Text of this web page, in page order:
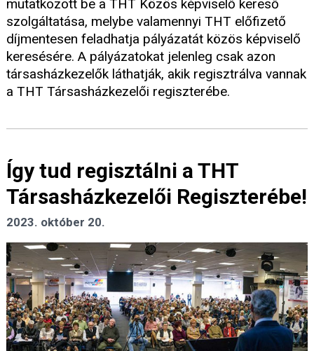
mutatkozott be a THT Közös képviselő kereső
szolgáltatása, melybe valamennyi THT előfizető
díjmentesen feladhatja pályázatát közös képviselő
keresésére. A pályázatokat jelenleg csak azon
társasházkezelők láthatják, akik regisztrálva vannak
a THT Társasházkezelői regiszterébe.
Így tud regisztálni a THT
Társasházkezelői Regiszterébe!
2023. október 20.